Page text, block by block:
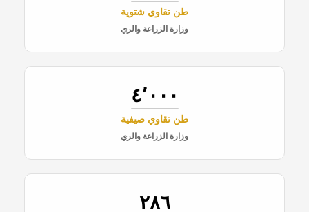
طن تقاوي شتوية
وزارة الزراعة والري
٤٬٠٠٠
طن تقاوي صيفية
وزارة الزراعة والري
٢٨٦